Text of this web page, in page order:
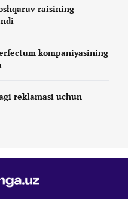
raisining
kompaniyasining
reklamasi uchun